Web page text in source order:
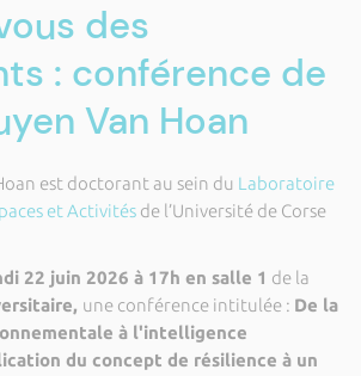
des
: conférence de
Van Hoan
est doctorant au sein du Laboratoire
et Activitésde l’Université de Corse
22 juin 2026 à 17h en salle 1 de la
une conférence intitulée : De la
à l'intelligence
du concept de résilience à un